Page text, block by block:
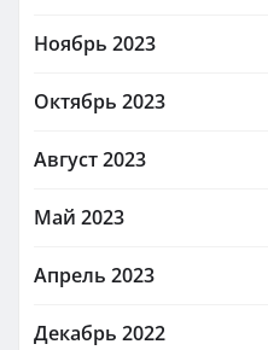
Ноябрь 2023
Октябрь 2023
Август 2023
Май 2023
Апрель 2023
Декабрь 2022